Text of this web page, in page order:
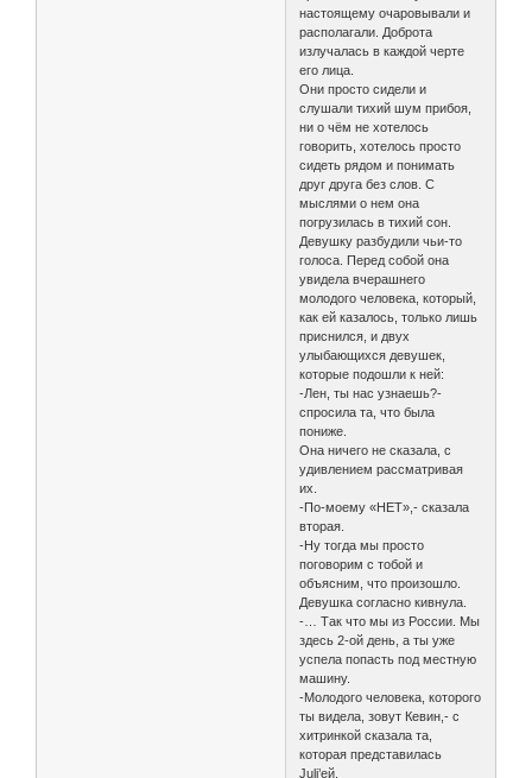
настоящему очаровывали и
располагали. Доброта
излучалась в каждой черте
его лица.
Они просто сидели и
слушали тихий шум прибоя,
ни о чём не хотелось
говорить, хотелось просто
сидеть рядом и понимать
друг друга без слов. С
мыслями о нем она
погрузилась в тихий сон.
Девушку разбудили чьи-то
голоса. Перед собой она
увидела вчерашнего
молодого человека, который,
как ей казалось, только лишь
приснился, и двух
улыбающихся девушек,
которые подошли к ней:
-Лен, ты нас узнаешь?-
спросила та, что была
пониже.
Она ничего не сказала, с
удивлением рассматривая
их.
-По-моему «НЕТ»,- сказала
вторая.
-Ну тогда мы просто
поговорим с тобой и
объясним, что произошло.
Девушка согласно кивнула.
-… Так что мы из России. Мы
здесь 2-ой день, а ты уже
успела попасть под местную
машину.
-Молодого человека, которого
ты видела, зовут Кевин,- с
хитринкой сказала та,
которая представилась
Juli’ей.